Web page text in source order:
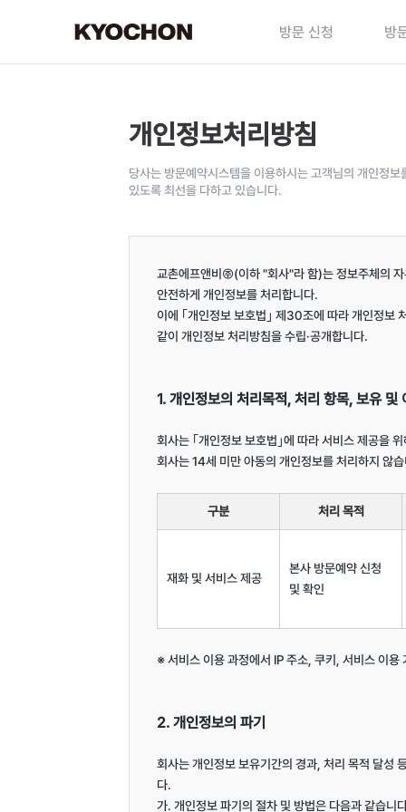
방문 신청 방
개인정보처리방침
당사는 방문예약시스템을 이용하시는 고객님의 개인정
있도록 최선을 다하고 있습니다.
교촌에프앤비㈜(이하 "회사"라 함)는 정보주체의
안전하게 개인정보를 처리합니다.
이에 ｢개인정보 보호법｣ 제30조에 따라 개인정보
같이 개인정보 처리방침을 수립·공개합니다.
1. 개인정보의 처리목적, 처리 항목, 보유 및
회사는 ｢개인정보 보호법｣에 따라 서비스 제공을
회사는 14세 미만 아동의 개인정보를 처리하지 않
구분 처리 목적
재화 및 서비스 제공
본사 방문예약 신청
및 확인
※ 서비스 이용 과정에서 IP 주소, 쿠키, 서비스 이
2. 개인정보의 파기
회사는 개인정보 보유기간의 경과, 처리 목적 달성
다.
가. 개인정보 파기의 절차 및 방법은 다음과 같습니